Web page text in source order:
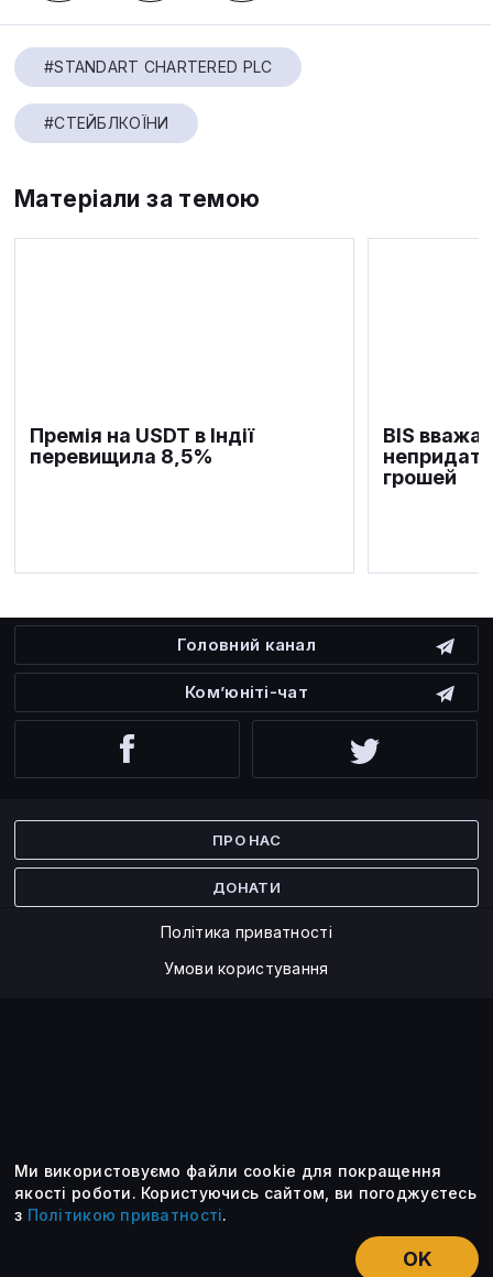
КУРСИ КРИПТОВАЛЮТ
#STANDART CHARTERED PLC
#СТЕЙБЛКОЇНИ
Матеріали за темою
Премія на USDT в Індії
перевищила 8,5%
BIS
грошей
Головний канал
Ком’юніті-чат
ПРО НАС
ДОНАТИ
Політика приватності
Умови користування
©2014 — 2026
Усі опубліковані матеріали належать ForkLog. Ви можете
передруковувати їх тільки після узгодження із редакцією та
вказанням активного посилання на ForkLog.
Ми використовуємо файли cookie для покращення
якості роботи. Користуючись сайтом, ви погоджуєтесь
з Політикою приватності.
OK